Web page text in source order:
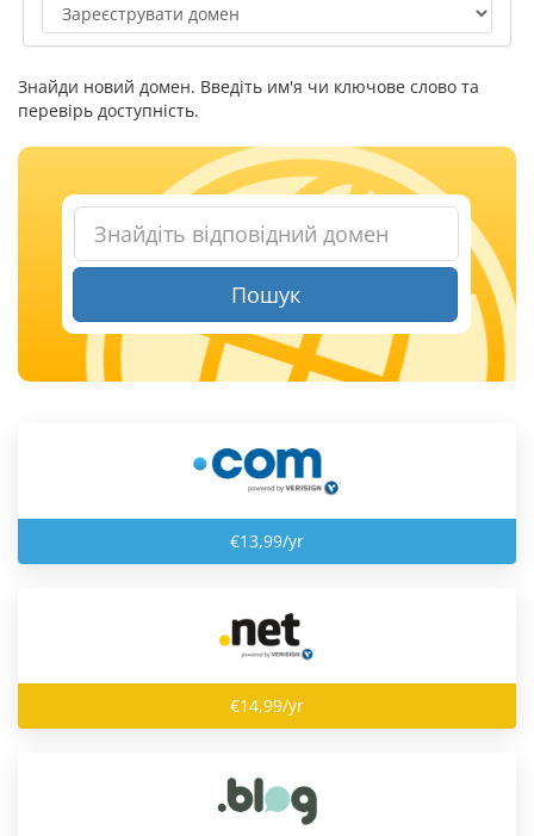
Знайди новий домен. Введіть им'я чи ключове слово та
перевірь доступність.
Пошук
€13,99/yr
€14,99/yr